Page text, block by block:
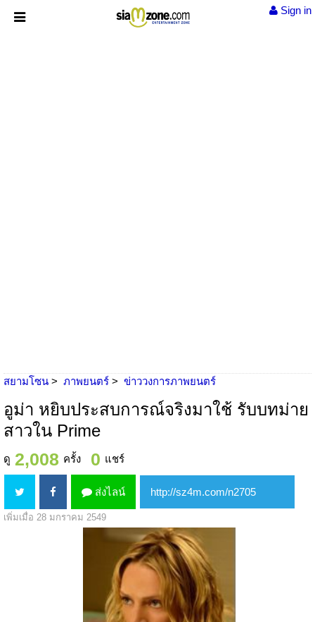
Sign in
สยามโซน ภาพยนตร์ ข่าววงการภาพยนตร์
อูม่า หยิบประสบการณ์จริงมาใช้ รับบทม่าย
สาวใน Prime
ดู 2,008 ครั้ง 0 แชร์
ส่งไลน์
เพิ่มเมื่อ 28 มกราคม 2549